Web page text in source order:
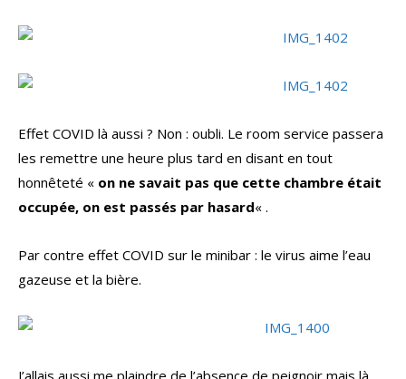
Effet COVID là aussi ? Non : oubli. Le room service passera
les remettre une heure plus tard en disant en tout
honnêteté « on ne savait pas que cette chambre était
occupée, on est passés par hasard« .
Par contre effet COVID sur le minibar : le virus aime l’eau
gazeuse et la bière.